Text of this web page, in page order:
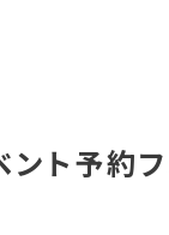
ント予約